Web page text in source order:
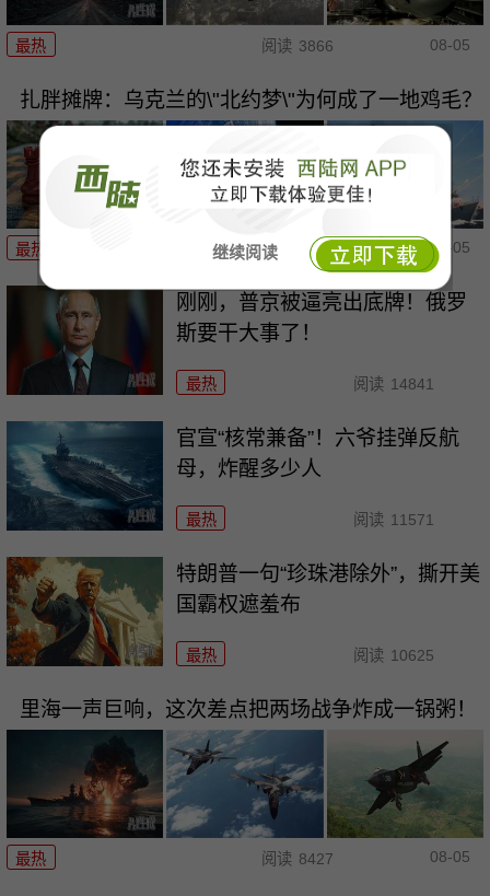
继续阅读
最热 阅读 3866 08-05
扎胖摊牌：乌克兰的\"北约梦\"为何成了一地鸡毛？
最热 阅读 3814 08-05
刚刚，普京被逼亮出底牌！俄罗
斯要干大事了！
最热 阅读 14841
官宣“核常兼备”！六爷挂弹反航
母，炸醒多少人
最热 阅读 11571
特朗普一句“珍珠港除外”，撕开美
国霸权遮羞布
最热 阅读 10625
里海一声巨响，这次差点把两场战争炸成一锅粥！
最热 阅读 8427 08-05